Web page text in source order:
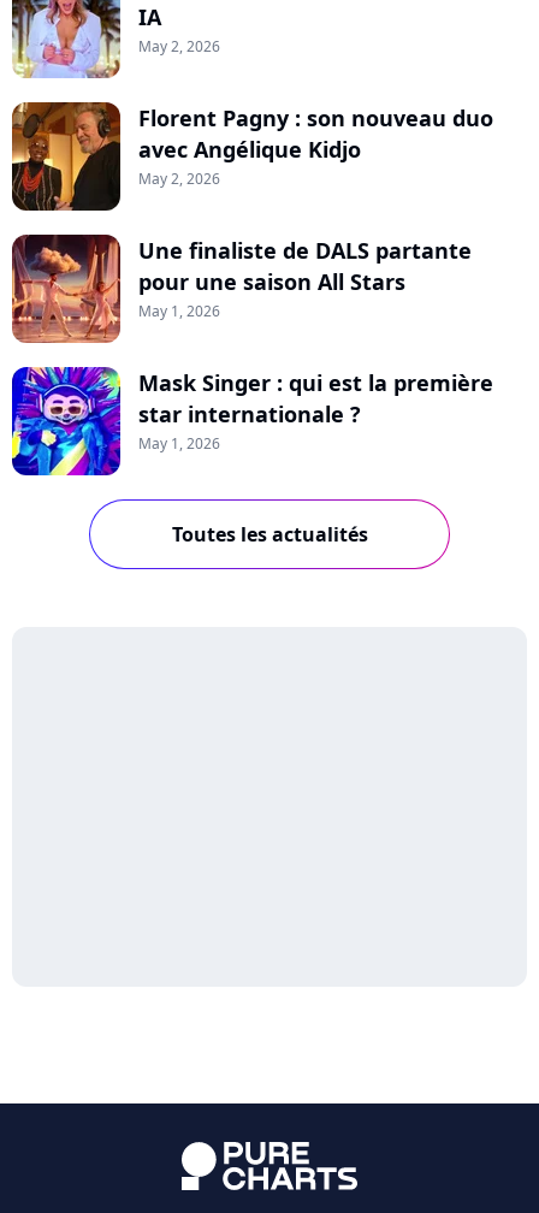
IA
May 2, 2026
Florent Pagny : son nouveau duo
avec Angélique Kidjo
May 2, 2026
Une finaliste de DALS partante
pour une saison All Stars
May 1, 2026
Mask Singer : qui est la première
star internationale ?
May 1, 2026
Toutes les actualités